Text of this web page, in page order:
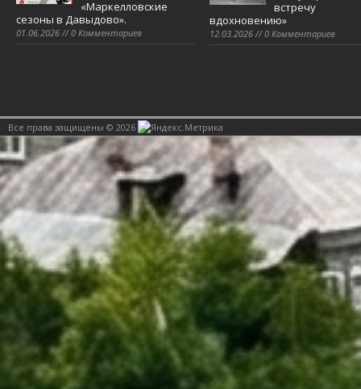
«Маркелловские
сезоны в Давыдово».
01.06.2026 // 0 Комментариев
встречу
вдохновению»
12.03.2026 // 0 Комментариев
Все права защищены © 2026